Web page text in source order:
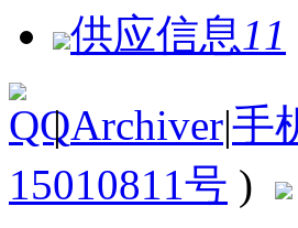
供应信息 11
| Archiver|手
15010811号 )